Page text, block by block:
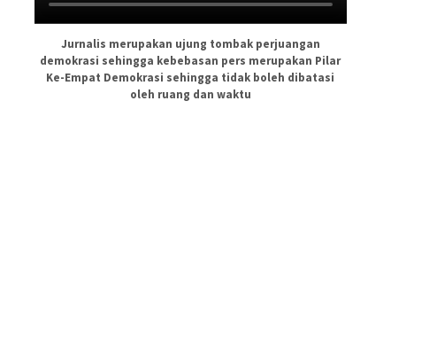
Jurnalis merupakan ujung tombak perjuangan
demokrasi sehingga kebebasan pers merupakan Pilar
Ke-Empat Demokrasi sehingga tidak boleh dibatasi
oleh ruang dan waktu